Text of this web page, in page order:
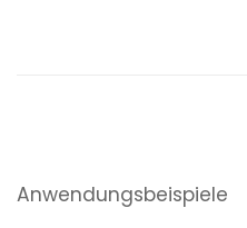
Anwendungsbeispiele